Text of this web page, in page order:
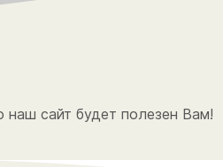
сайт будет полезен Вам!